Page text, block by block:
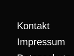
Kontakt
Impressum